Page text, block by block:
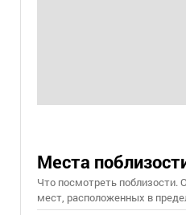
Места
Что посмотреть поблизости.
мест, расположенных в